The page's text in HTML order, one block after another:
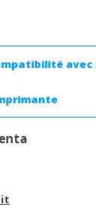
avec